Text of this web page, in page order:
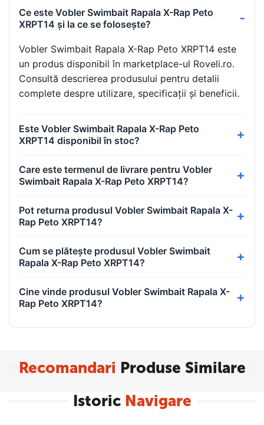
Ce este Vobler Swimbait Rapala X-Rap Peto
XRPT14 și la ce se folosește?
Vobler Swimbait Rapala X-Rap Peto XRPT14 este
un produs disponibil în marketplace-ul Roveli.ro.
Consultă descrierea produsului pentru detalii
complete despre utilizare, specificații și beneficii.
Este Vobler Swimbait Rapala X-Rap Peto
XRPT14 disponibil în stoc?
Care este termenul de livrare pentru Vobler
Swimbait Rapala X-Rap Peto XRPT14?
Pot returna produsul Vobler Swimbait Rapala X-
Rap Peto XRPT14?
Cum se plătește produsul Vobler Swimbait
Rapala X-Rap Peto XRPT14?
Cine vinde produsul Vobler Swimbait Rapala X-
Rap Peto XRPT14?
Recomandari Produse Similare
Istoric Navigare